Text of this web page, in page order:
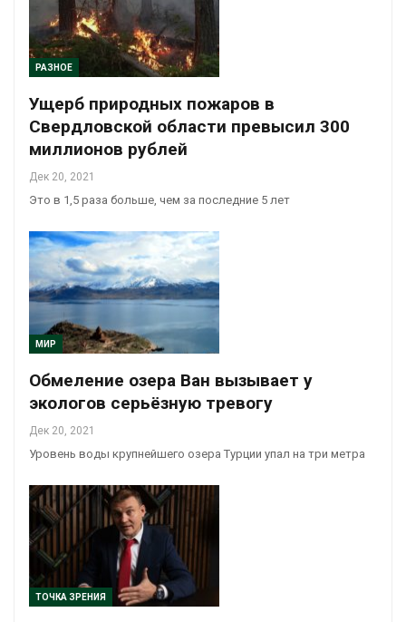
РАЗНОЕ
Ущерб природных пожаров в
Свердловской области превысил 300
миллионов рублей
Дек 20, 2021
Это в 1,5 раза больше, чем за последние 5 лет
МИР
Обмеление озера Ван вызывает у
экологов серьёзную тревогу
Дек 20, 2021
Уровень воды крупнейшего озера Турции упал на три метра
ТОЧКА ЗРЕНИЯ